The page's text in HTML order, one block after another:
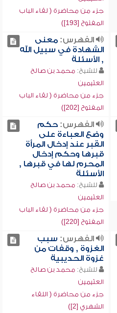
جزء من محاضرة ( لقاء الباب
المفتوح [193])
الفهرس:معنى
الشهادة في سبيل الله
, الأسئلة
للشيخ: محمد بن صالح
العثيمين
جزء من محاضرة ( لقاء الباب
المفتوح [202])
الفهرس:حكم
وضع العباءة على
القبر عند إدخال المرأة
قبرها وحكم إدخال
المحرم لها في قبرها ,
الأسئلة
للشيخ: محمد بن صالح
العثيمين
جزء من محاضرة ( لقاء الباب
المفتوح [220])
الفهرس: سبب
الغزوة , وقفات من
غزوة الحديبية
للشيخ: محمد بن صالح
العثيمين
جزء من محاضرة ( اللقاء
الشهري [2])